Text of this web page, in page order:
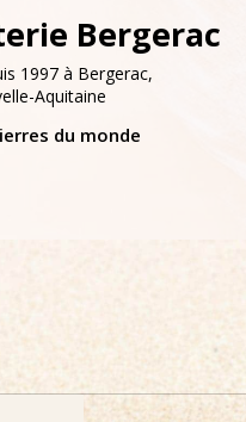
Bergerac
1997 à Bergerac,
Aquitaine
du monde